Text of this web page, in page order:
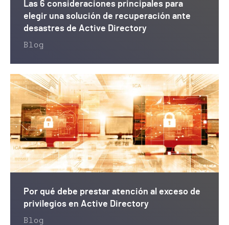
Las 6 consideraciones principales para
elegir una solución de recuperación ante
desastres de Active Directory
Blog
Por qué debe prestar atención al exceso de
privilegios en Active Directory
Blog